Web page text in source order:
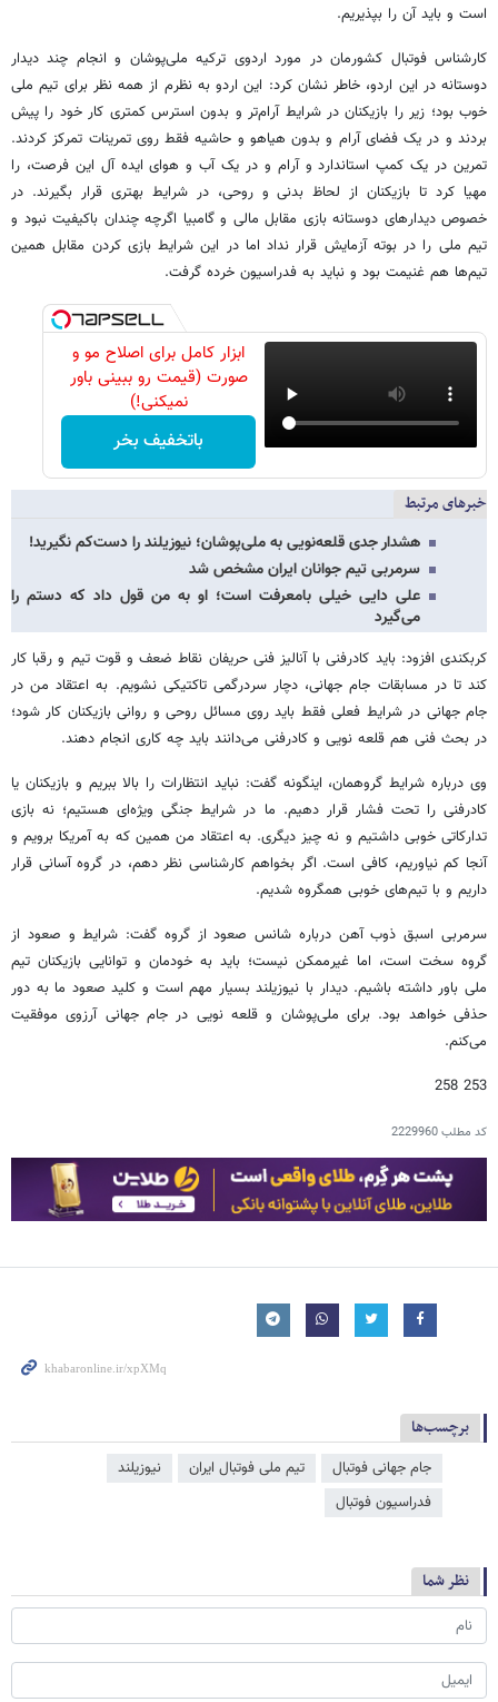
است و باید آن را بپذیریم.
کارشناس فوتبال کشورمان در مورد اردوی ترکیه ملی‌پوشان و انجام چند دیدار
دوستانه در این اردو، خاطر نشان کرد: این اردو به نظرم از همه نظر برای تیم ملی
خوب بود؛ زیر را بازیکنان در شرایط آرام‌تر و بدون استرس کمتری کار خود را پیش
بردند و در یک فضای آرام و بدون هیاهو و حاشیه فقط روی تمرینات تمرکز کردند.
تمرین در یک کمپ استاندارد و آرام و در یک آب و هوای ایده آل این فرصت، را
مهیا کرد تا بازیکنان از لحاظ بدنی و روحی، در شرایط بهتری قرار بگیرند. در
خصوص دیدارهای دوستانه بازی مقابل مالی و گامبیا اگرچه چندان باکیفیت نبود و
تیم ملی را در بوته آزمایش قرار نداد اما در این شرایط بازی کردن مقابل همین
تیم‌ها هم غنیمت بود و نباید به فدراسیون خرده گرفت.
ابزار کامل برای اصلاح مو و
صورت (قیمت رو ببینی باور
نمیکنی!)
باتخفیف بخر
خبرهای مرتبط
هشدار جدی قلعه‌نویی به ملی‌پوشان؛ نیوزیلند را دست‌کم نگیرید!
سرمربی تیم جوانان ایران مشخص شد
علی دایی خیلی بامعرفت است؛ او به من قول داد که دستم را
می‌گیرد
کربکندی افزود: باید کادرفنی با آنالیز فنی حریفان نقاط ضعف و قوت تیم و رقبا کار
کند تا در مسابقات جام جهانی، دچار سردرگمی تاکتیکی نشویم. به اعتقاد من در
جام جهانی در شرایط فعلی فقط باید روی مسائل روحی و روانی بازیکنان کار شود؛
در بحث فنی هم قلعه نویی و کادرفنی می‌دانند باید چه کاری انجام دهند.
وی درباره شرایط گروهمان، اینگونه گفت: نباید انتظارات را بالا ببریم و بازیکنان یا
کادرفنی را تحت فشار قرار دهیم. ما در شرایط جنگی ویژه‌ای هستیم؛ نه بازی
تدارکاتی خوبی داشتیم و نه چیز دیگری. به اعتقاد من همین که به آمریکا برویم و
آنجا کم نیاوریم، کافی است. اگر بخواهم کارشناسی نظر دهم، در گروه آسانی قرار
داریم و با تیم‌های خوبی همگروه شدیم.
سرمربی اسبق ذوب آهن درباره شانس صعود از گروه گفت: شرایط و صعود از
گروه سخت است، اما غیرممکن نیست؛ باید به خودمان و توانایی بازیکنان تیم
ملی باور داشته باشیم. دیدار با نیوزیلند بسیار مهم است و کلید صعود ما به دور
حذفی خواهد بود. برای ملی‌پوشان و قلعه نویی در جام جهانی آرزوی موفقیت
می‌کنم.
253 258
کد مطلب2229960
برچسب‌ها
جام جهانی فوتبال تیم ملی فوتبال ایران
نیوزیلند
فدراسیون فوتبال
نظر شما